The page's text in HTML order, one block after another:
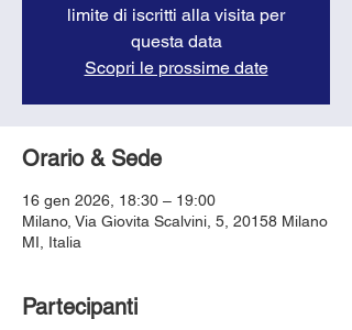
limite di iscritti alla visita per
questa data
Scopri le prossime date
Orario & Sede
16 gen 2026, 18:30 – 19:00
Milano, Via Giovita Scalvini, 5, 20158 Milano
MI, Italia
Partecipanti